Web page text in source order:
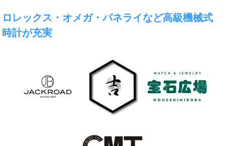
ロレックス・オメガ・パネライなど高級機械式
時計が充実